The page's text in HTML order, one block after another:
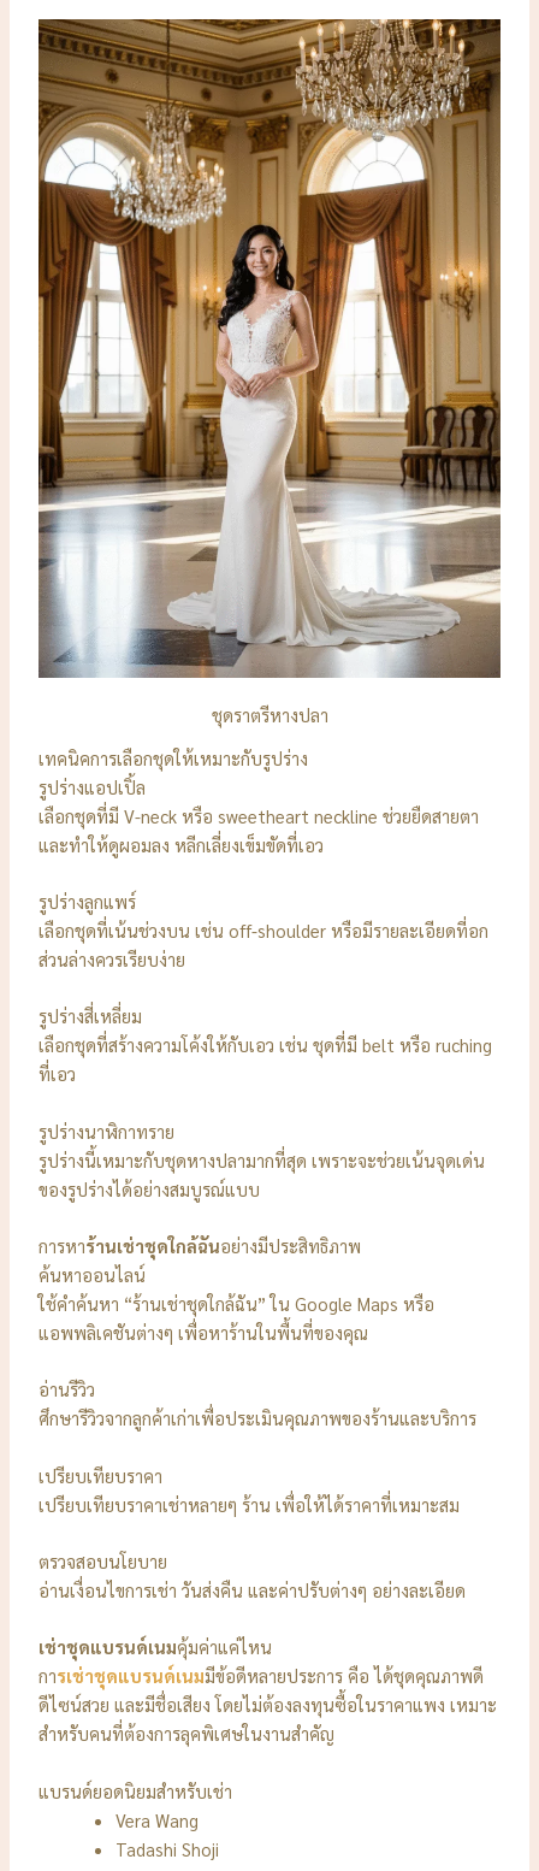
ชุดราตรีหางปลา
เทคนิคการเลือกชุดให้เหมาะกับรูปร่าง
รูปร่างแอปเปิ้ล
เลือกชุดที่มี V-neck หรือ sweetheart neckline ช่วยยืดสายตา
และทำให้ดูผอมลง หลีกเลี่ยงเข็มขัดที่เอว
รูปร่างลูกแพร์
เลือกชุดที่เน้นช่วงบน เช่น off-shoulder หรือมีรายละเอียดที่อก
ส่วนล่างควรเรียบง่าย
รูปร่างสี่เหลี่ยม
เลือกชุดที่สร้างความโค้งให้กับเอว เช่น ชุดที่มี belt หรือ ruching
ที่เอว
รูปร่างนาฬิกาทราย
รูปร่างนี้เหมาะกับชุดหางปลามากที่สุด เพราะจะช่วยเน้นจุดเด่น
ของรูปร่างได้อย่างสมบูรณ์แบบ
การหาร้านเช่าชุดใกล้ฉันอย่างมีประสิทธิภาพ
ค้นหาออนไลน์
ใช้คำค้นหา “ร้านเช่าชุดใกล้ฉัน” ใน Google Maps หรือ
แอพพลิเคชันต่างๆ เพื่อหาร้านในพื้นที่ของคุณ
อ่านรีวิว
ศึกษารีวิวจากลูกค้าเก่าเพื่อประเมินคุณภาพของร้านและบริการ
เปรียบเทียบราคา
เปรียบเทียบราคาเช่าหลายๆ ร้าน เพื่อให้ได้ราคาที่เหมาะสม
ตรวจสอบนโยบาย
อ่านเงื่อนไขการเช่า วันส่งคืน และค่าปรับต่างๆ อย่างละเอียด
เช่าชุดแบรนด์เนมคุ้มค่าแค่ไหน
การเช่าชุดแบรนด์เนมมีข้อดีหลายประการ คือ ได้ชุดคุณภาพดี
ดีไซน์สวย และมีชื่อเสียง โดยไม่ต้องลงทุนซื้อในราคาแพง เหมาะ
สำหรับคนที่ต้องการลุคพิเศษในงานสำคัญ
แบรนด์ยอดนิยมสำหรับเช่า
Vera Wang
Tadashi Shoji